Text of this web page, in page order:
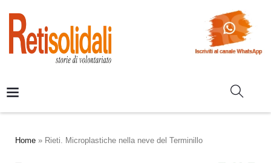
Home » Rieti. Microplastiche nella neve del Terminillo